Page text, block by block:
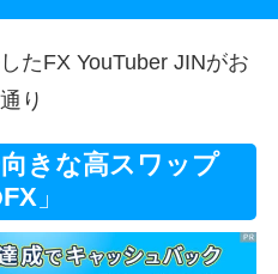
たFX YouTuber JINがお
り
きな高スワップ
」